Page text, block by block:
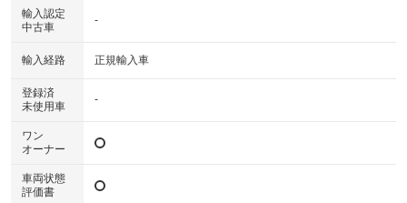
輸入認定
中古車
-
輸入経路 正規輸入車
登録済
未使用車
-
ワン
オーナー
車両状態
評価書